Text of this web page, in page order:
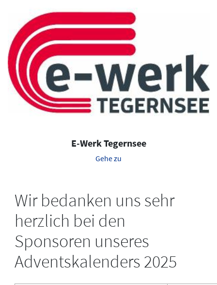
E-Werk Tegernsee
Gehe zu
Wir bedanken uns sehr
herzlich bei den
Sponsoren unseres
Adventskalenders 2025